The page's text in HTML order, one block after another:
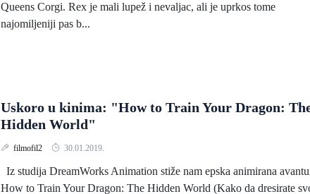
Queens Corgi. Rex je mali lupež i nevaljac, ali je uprkos tome
najomiljeniji pas b...
Uskoro u kinima: "How to Train Your Dragon:
Hidden World"
filmofil2 30.01.2019.
Iz studija DreamWorks Animation stiže nam epska animirana
How to Train Your Dragon: The Hidden World (Kako da dresirate